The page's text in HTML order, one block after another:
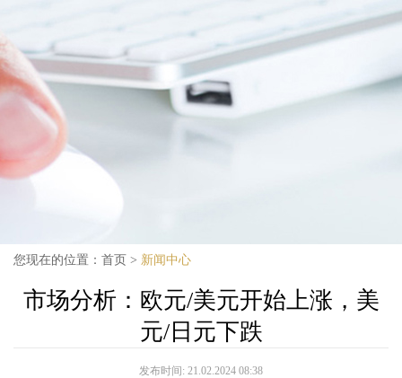
您现在的位置： 首页 > 新闻中心
市场分析：欧元/美元开始上涨，美
元/日元下跌
发布时间: 21.02.2024 08:38